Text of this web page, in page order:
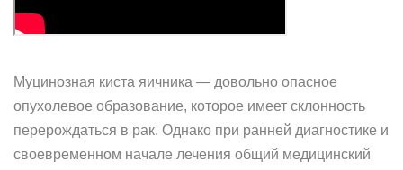
Муцинозная киста яичника — довольно опасное
опухолевое образование, которое имеет склонность
перерождаться в рак. Однако при ранней диагностике и
своевременном начале лечения общий медицинский